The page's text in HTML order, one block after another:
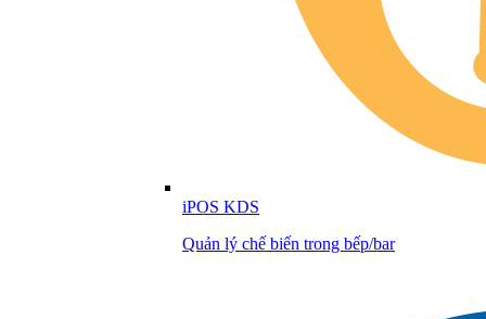
iPOS KDS
Quản lý chế biến trong bếp/bar